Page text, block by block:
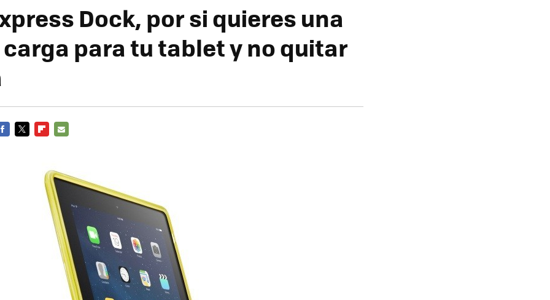
Dock, por si quieres una
carga para tu tablet y no quitar